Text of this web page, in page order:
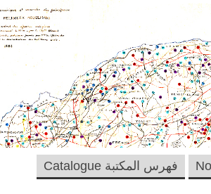
Catalogue فهرس المكتبة